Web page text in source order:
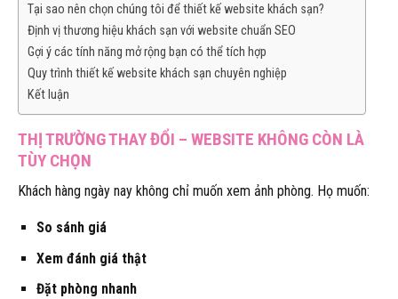
Tại sao nên chọn chúng tôi để thiết kế website khách sạn?
Định vị thương hiệu khách sạn với website chuẩn SEO
Gợi ý các tính năng mở rộng bạn có thể tích hợp
Quy trình thiết kế website khách sạn chuyên nghiệp
Kết luận
THỊ TRƯỜNG THAY ĐỔI – WEBSITE KHÔNG CÒN LÀ
TÙY CHỌN
Khách hàng ngày nay không chỉ muốn xem ảnh phòng. Họ muốn:
So sánh giá
Xem đánh giá thật
Đặt phòng nhanh